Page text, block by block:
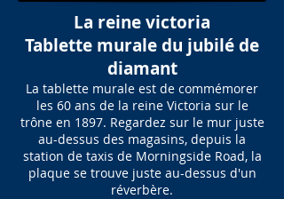
La reine victoria
Tablette murale du jubilé de
diamant
La tablette murale est de commémorer
les 60 ans de la reine Victoria sur le
trône en 1897. Regardez sur le mur juste
au-dessus des magasins, depuis la
station de taxis de Morningside Road, la
plaque se trouve juste au-dessus d'un
réverbère.